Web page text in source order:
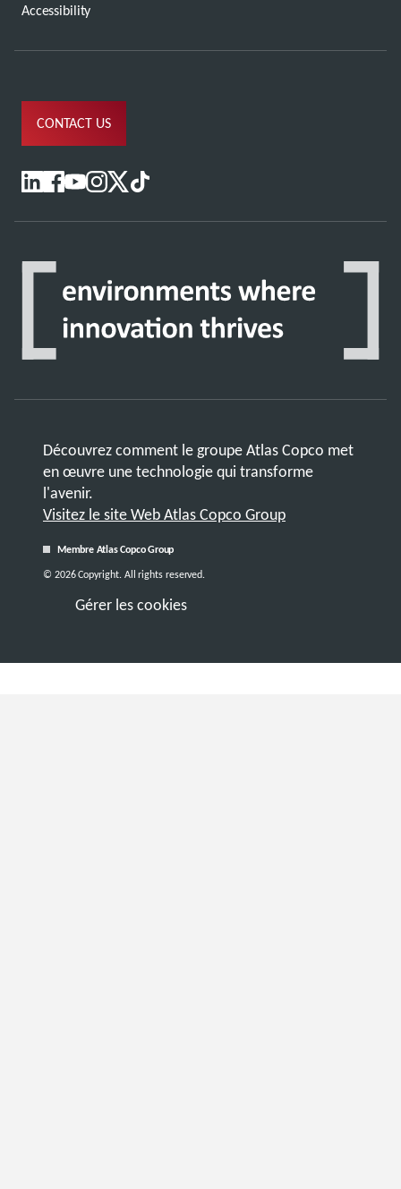
Accessibility
CONTACT US
Découvrez comment le groupe Atlas Copco met
en œuvre une technologie qui transforme
l'avenir.
Visitez le site Web Atlas Copco Group
Membre Atlas Copco Group
Gérer les cookies
© 2026 Copyright. All rights reserved.